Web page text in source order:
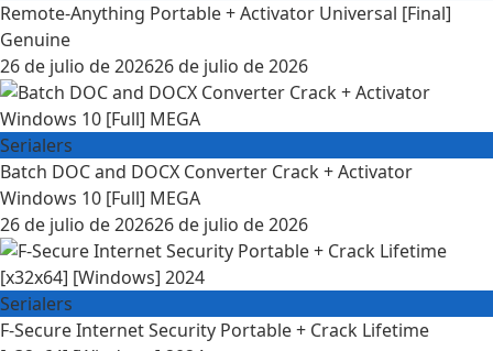
Remote-Anything Portable + Activator Universal [Final]
Genuine
26 de julio de 202626 de julio de 2026
Serialers
Batch DOC and DOCX Converter Crack + Activator
Windows 10 [Full] MEGA
26 de julio de 202626 de julio de 2026
Serialers
F-Secure Internet Security Portable + Crack Lifetime